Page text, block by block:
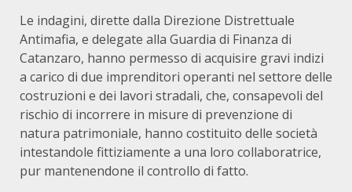
Le indagini, dirette dalla Direzione Distrettuale
Antimafia, e delegate alla Guardia di Finanza di
Catanzaro, hanno permesso di acquisire gravi indizi
a carico di due imprenditori operanti nel settore delle
costruzioni e dei lavori stradali, che, consapevoli del
rischio di incorrere in misure di prevenzione di
natura patrimoniale, hanno costituito delle società
intestandole fittiziamente a una loro collaboratrice,
pur mantenendone il controllo di fatto.